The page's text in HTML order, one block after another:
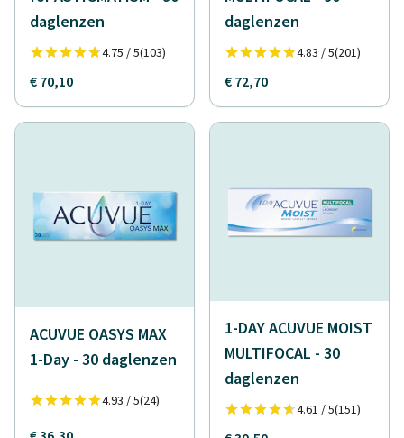
daglenzen
4.75 / 5(103)
€ 70,10
daglenzen
4.83 / 5(201)
€ 72,70
ACUVUE OASYS MAX
1-Day - 30 daglenzen
4.93 / 5(24)
1-DAY ACUVUE MOIST
MULTIFOCAL - 30
daglenzen
4.61 / 5(151)